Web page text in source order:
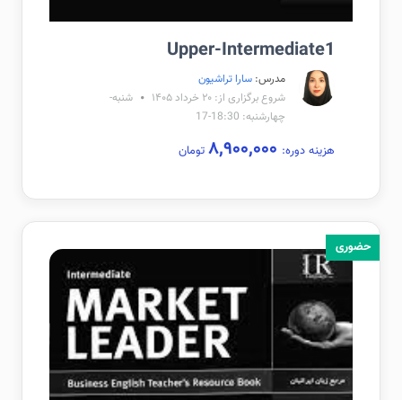
Upper-Intermediate1
مدرس: سارا تراشیون
شروع برگزاری از: ۲۰ خرداد ۱۴۰۵
شنبه-
چهارشنبه: 18:30-17
هزینه دوره: تومان
حضوری